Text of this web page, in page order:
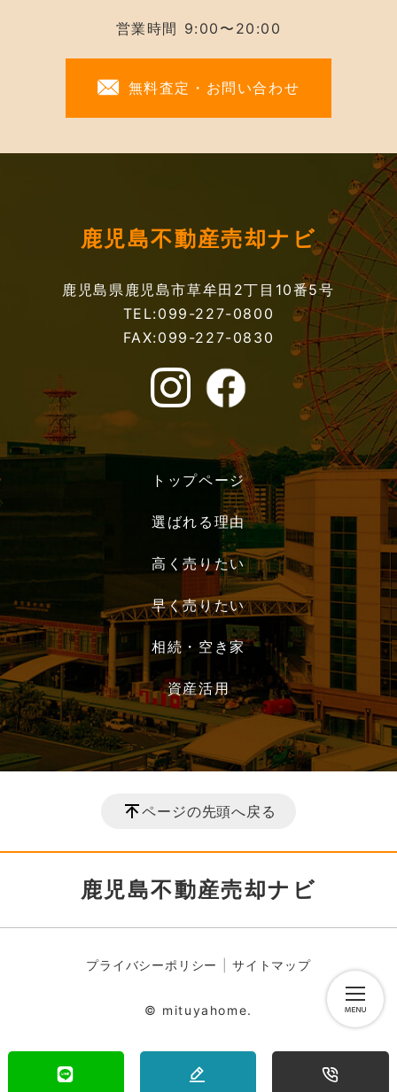
営業時間 9:00〜20:00
無料査定・お問い合わせ
鹿児島不動産売却ナビ
鹿児島県鹿児島市草牟田2丁目10番5号
TEL:099-227-0800
FAX:099-227-0830
トップページ
選ばれる理由
高く売りたい
早く売りたい
相続・空き家
資産活用
ページの先頭へ戻る
鹿児島不動産売却ナビ
プライバシーポリシー サイトマップ
© mituyahome.